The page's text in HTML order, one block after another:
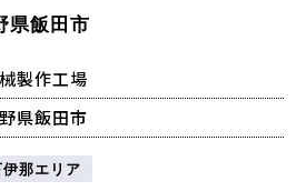
県飯田市
製作工場
県飯田市
那エリア